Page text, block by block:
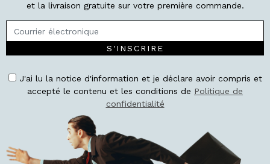
et la livraison gratuite sur votre première commande.
S'INSCRIRE
J'ai lu la notice d'information et je déclare avoir compris et
accepté le contenu et les conditions de Politique de
confidentialité